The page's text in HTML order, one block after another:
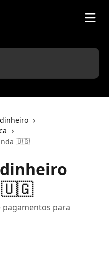
🇺🇬
🇺🇬
pagamentos para